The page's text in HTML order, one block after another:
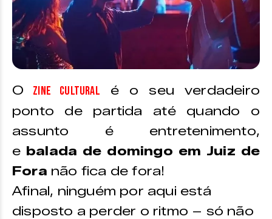
O Zine Cultural é o seu verdadeiro
ponto de partida até quando o
assunto é entretenimento,
e balada de domingo em Juiz de
Fora não fica de fora!
Afinal, ninguém por aqui está
disposto a perder o ritmo – só não